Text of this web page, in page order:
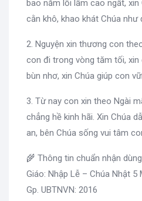
bao năm lỗi lầm cao ngất,
cằn khô, khao khát Chúa như
2. Nguyện xin thương con
con đi trong vòng tăm tối, xin
bùn nhơ, xin Chúa giúp con
3. Từ nay con xin theo Ngài
chẳng hề kinh hãi. Xin Chúa
an, bên Chúa sống vui tâm
🌾 Thông tin chuẩn nhận
Giáo: Nhập Lễ – Chúa Nhật 5
Gp. UBTNVN: 2016